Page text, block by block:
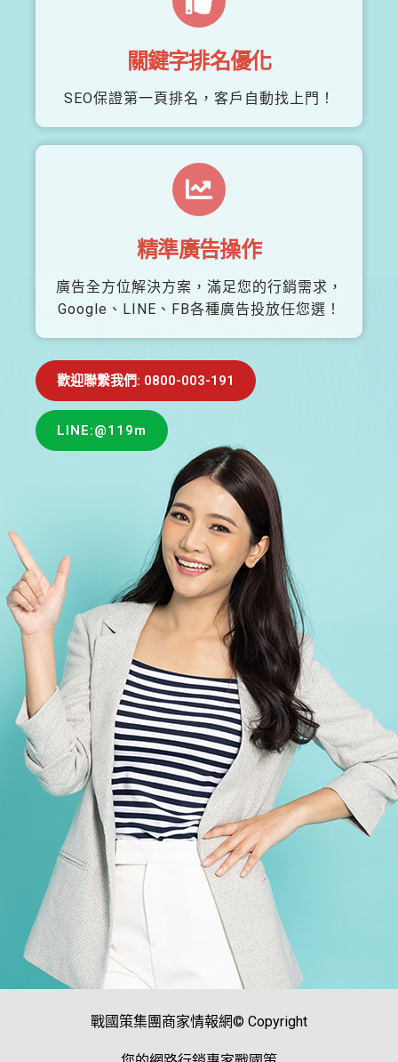
關鍵字排名優化
SEO保證第一頁排名，客戶自動找上門！
精準廣告操作
廣告全方位解決方案，滿足您的行銷需求，
Google、LINE、FB各種廣告投放任您選！
歡迎聯繫我們: 0800-003-191
LINE:@119m
戰國策集團商家情報網© Copyright